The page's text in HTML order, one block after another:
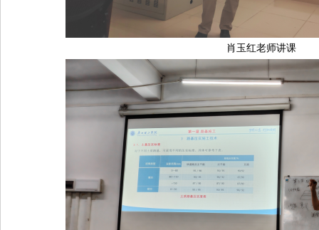
肖玉红老师讲课